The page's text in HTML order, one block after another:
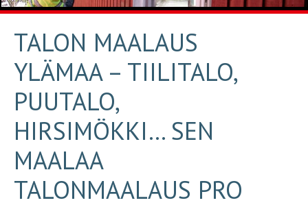
TALON MAALAUS
YLÄMAA – TIILITALO,
PUUTALO,
HIRSIMÖKKI… SEN
MAALAA
TALONMAALAUS PRO